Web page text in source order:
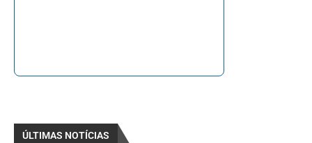
ÚLTIMAS NOTÍCIAS